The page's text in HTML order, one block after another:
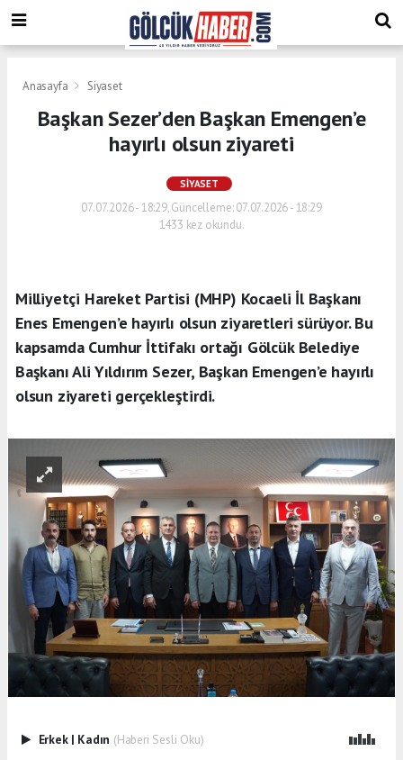
Anasayfa Siyaset
Başkan Sezer’den Başkan Emengen’e
hayırlı olsun ziyareti
SIYASET
07.07.2026 - 18:29, Güncelleme: 07.07.2026 - 18:29
1433 kez okundu.
Milliyetçi Hareket Partisi (MHP) Kocaeli İl Başkanı
Enes Emengen’e hayırlı olsun ziyaretleri sürüyor. Bu
kapsamda Cumhur İttifakı ortağı Gölcük Belediye
Başkanı Ali Yıldırım Sezer, Başkan Emengen’e hayırlı
olsun ziyareti gerçekleştirdi.
Erkek | Kadın (Haberi Sesli Oku)